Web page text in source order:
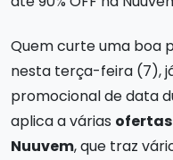
Quem curte uma boa
nesta terça-feira (7),
promocional de data
aplica a várias ofertas
Nuuvem, que traz